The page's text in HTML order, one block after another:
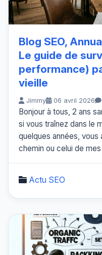
Blog SEO,
Le guide de
performance)
vieille
Jimmy 06 avril 2026
Bonjour à tous, 2 ans
si vous traînez dans le
quelques années,
chemin ou celui de
Actu SEO